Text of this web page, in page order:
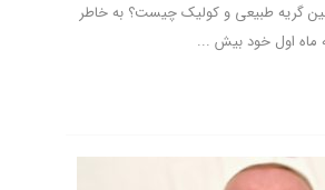
گریه طبیعی و کولیک چیست؟ به خاطر
ماه اول خود بیش ...